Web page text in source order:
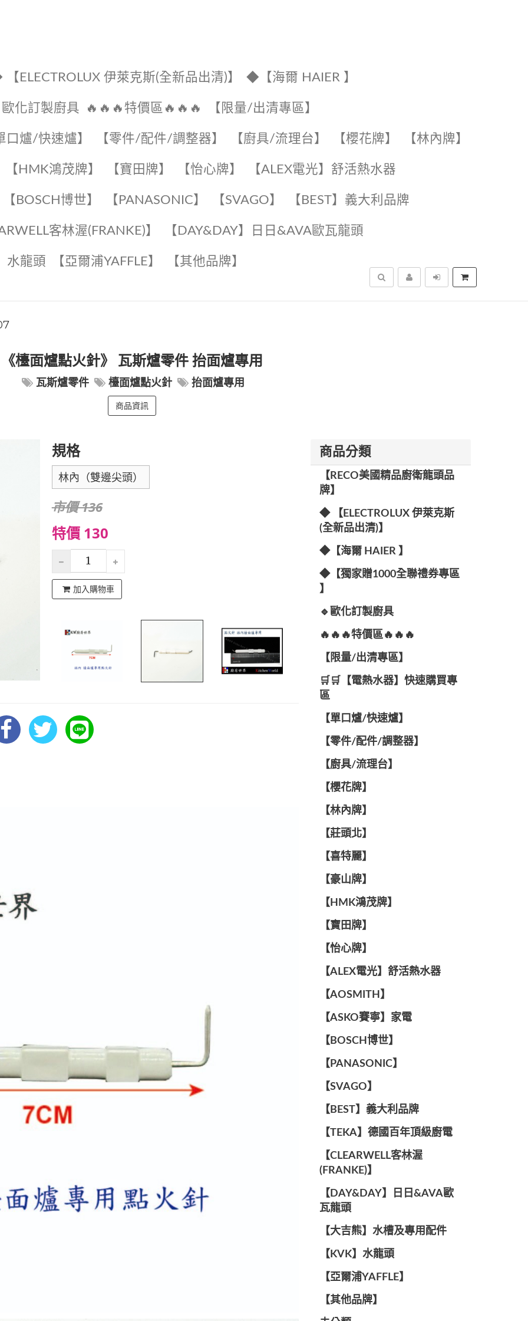
ELECTROLUX 伊萊克斯(全新品出清)】 ◆【海爾 HAIER 】
化訂製廚具 🔥🔥🔥特價區🔥🔥🔥 【限量/出清專區】
口爐/快速爐】 【零件/配件/調整器】 【廚具/流理台】 【櫻花牌】 【林內牌】
【HMK鴻茂牌】 【寶田牌】 ️【怡心牌】️ ️️【ALEX電光】舒活熱水器️️
【BOSCH博世】 ️【PANASONIC】️ ️【SVAGO】️ ️【BEST】️義大利品牌
客林渥(FRANKE)】️ ️【DAY&DAY】️日日&AVA歐瓦龍頭
水龍頭️ 【亞爾浦YAFFLE】 ️【其他品牌】️
搜尋
《檯面爐點火針》 瓦斯爐零件 抬面爐專用
瓦斯爐零件 檯面爐點火針 抬面爐專用
商品資訊
規格
林內（雙邊尖頭）
市價 136
特價 130
加入購物車
商品分類
【RECO美國精品廚衛龍頭品
牌】
◆ 【ELECTROLUX 伊萊克斯
(全新品出清)】
◆【海爾 HAIER 】
◆【獨家贈1000全聯禮券專區
】
🔹歐化訂製廚具
🔥🔥🔥特價區🔥🔥🔥
【限量/出清專區】
🛒🛒【電熱水器】快速購買專
區
【單口爐/快速爐】
【零件/配件/調整器】
【廚具/流理台】
【櫻花牌】
【林內牌】
【莊頭北】
【喜特麗】
【豪山牌】
【HMK鴻茂牌】
【寶田牌】
️【怡心牌】️
️️【ALEX電光】舒活熱水器️️
【AOSMITH】
【ASKO賽寧】家電
【BOSCH博世】
️【PANASONIC】️
️【SVAGO】️
️【BEST】️義大利品牌
️【TEKA】️德國百年頂級廚電
️【CLEARWELL客林渥
(FRANKE)】️
️【DAY&DAY】️日日&AVA歐
瓦龍頭
【大吉熊】水槽及專用配件
️【KVK】水龍頭️
【亞爾浦YAFFLE】
️【其他品牌】️